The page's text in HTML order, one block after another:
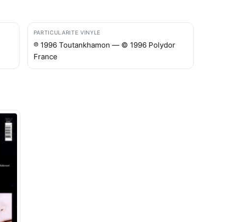
PARTICULARITE VINYLE
℗ 1996 Toutankhamon — © 1996 Polydor
France